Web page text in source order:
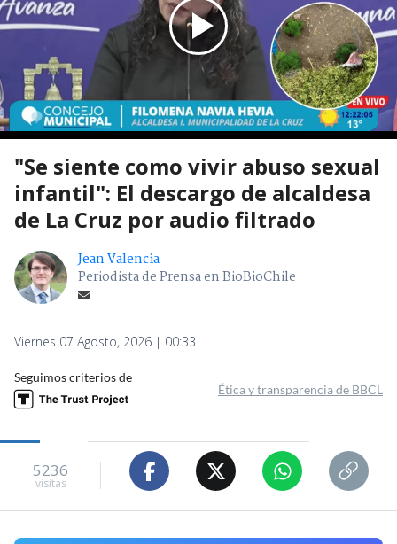
"Se siente como vivir abuso sexual
infantil": El descargo de alcaldesa
de La Cruz por audio filtrado
Jean Valencia
Periodista de Prensa en BioBioChile
Viernes 07 Agosto, 2026 | 00:33
Seguimos criterios de
Ética y transparencia de BBCL
5236
visitas